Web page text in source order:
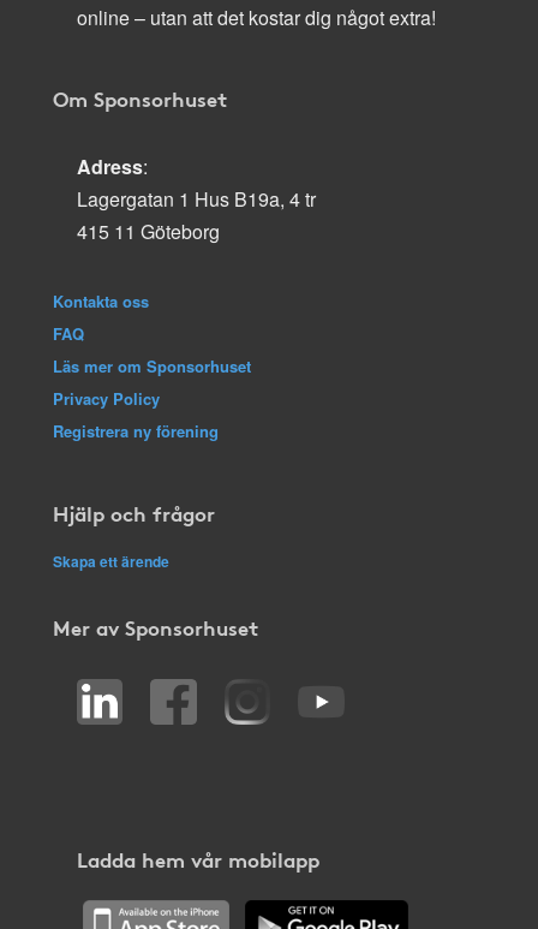
online – utan att det kostar dig något extra!
Om Sponsorhuset
Adress:
Lagergatan 1 Hus B19a, 4 tr
415 11 Göteborg
Kontakta oss
FAQ
Läs mer om Sponsorhuset
Privacy Policy
Registrera ny förening
Hjälp och frågor
Skapa ett ärende
Mer av Sponsorhuset
Ladda hem vår mobilapp